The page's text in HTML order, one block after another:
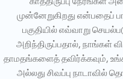
முன்னேறுகிறது என்பதைப்
பகுதியில் எவ்வாறு
அறிந்திருப்பதால், நாங்கள்
தாமதங்களைத் தவிர்க்கவும்,
அல்லது சிவப்பு